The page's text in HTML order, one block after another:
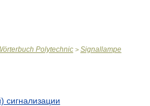
Polytechnic > Signallampe
сигнализации